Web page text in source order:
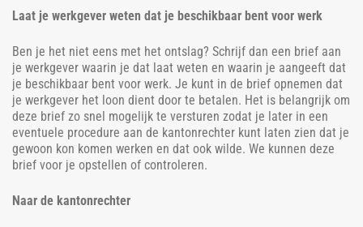
Laat je werkgever weten dat je beschikbaar bent voor werk
Ben je het niet eens met het ontslag? Schrijf dan een brief aan
je werkgever waarin je dat laat weten en waarin je aangeeft dat
je beschikbaar bent voor werk. Je kunt in de brief opnemen dat
je werkgever het loon dient door te betalen. Het is belangrijk om
deze brief zo snel mogelijk te versturen zodat je later in een
eventuele procedure aan de kantonrechter kunt laten zien dat je
gewoon kon komen werken en dat ook wilde. We kunnen deze
brief voor je opstellen of controleren.
Naar de kantonrechter